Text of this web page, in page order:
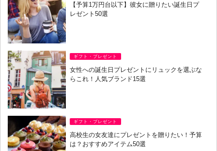
【予算1万円台以下】彼女に贈りたい誕生日プ
レゼント50選
ギフト・プレゼント
女性への誕生日プレゼントにリュックを選ぶな
らこれ！人気ブランド15選
ギフト・プレゼント
高校生の女友達にプレゼントを贈りたい！予算
は？おすすめアイテム50選